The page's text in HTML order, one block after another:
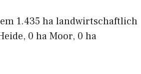
1.435 ha landwirtschaftlich
0 ha Moor, 0 ha